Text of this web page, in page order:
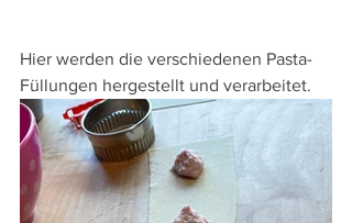
Hier werden die verschiedenen Pasta-
Füllungen hergestellt und verarbeitet.